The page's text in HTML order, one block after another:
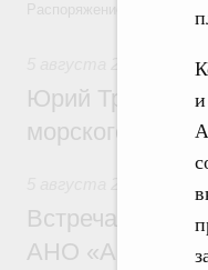
Распоряжение от 3
Юрий Трутнев:
морского пути
Встреча
АНО